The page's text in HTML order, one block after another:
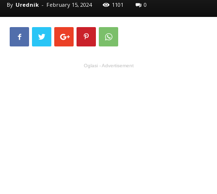
By Urednik - February 15, 2024 1101 0
Oglasi - Advertisement